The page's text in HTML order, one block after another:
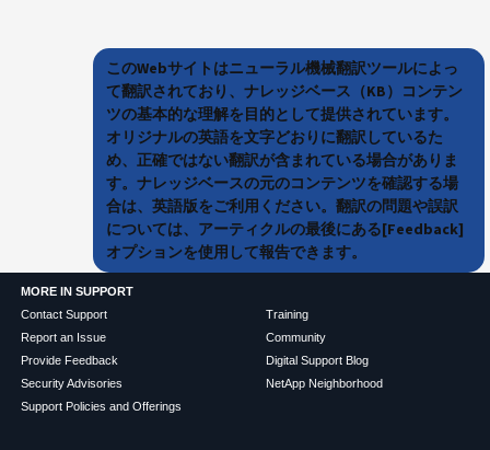
このWebサイトはニューラル機械翻訳ツールによっ
て翻訳されており、ナレッジベース（KB）コンテン
ツの基本的な理解を目的として提供されています。
オリジナルの英語を文字どおりに翻訳しているた
め、正確ではない翻訳が含まれている場合がありま
す。ナレッジベースの元のコンテンツを確認する場
合は、英語版をご利用ください。翻訳の問題や誤訳
については、アーティクルの最後にある[Feedback]
オプションを使用して報告できます。
MORE IN SUPPORT
Contact Support
Report an Issue
Provide Feedback
Security Advisories
Support Policies and Offerings
Training
Community
Digital Support Blog
NetApp Neighborhood